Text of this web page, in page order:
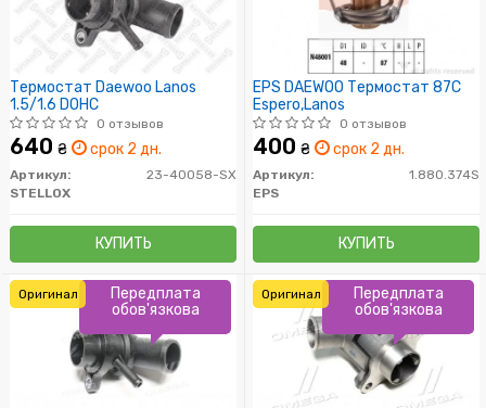
Термостат Daewoo Lanos
1.5/1.6 DOHC
0 отзывов
640 ₴ срок 2 дн.
Артикул:
23-40058-SX
STELLOX
КУПИТЬ
EPS DAEWOO Термостат 87C
Espero,Lanos
0 отзывов
400 ₴ срок 2 дн.
Артикул:
1.880.374S
EPS
КУПИТЬ
Передплата
обов'язкова
Оригинал
Передплата
обов'язкова
Оригинал